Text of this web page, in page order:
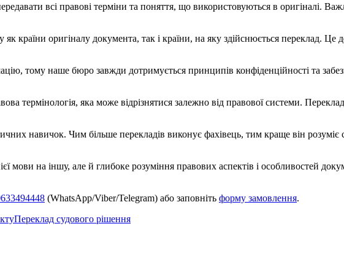
всі правові терміни та поняття, що використовуються в оригіналі.
країни оригіналу документа, так і країни, на яку здійснюється переклад. Це
тому наше бюро завжди дотримується принципів конфіденційності та
термінологія, яка може відрізнятися залежно від правової системи.
навичок. Чим більше перекладів виконує фахівець, тим краще він розуміє
мови на іншу, але й глибоке розуміння правових аспектів і особливостей
(WhatsApp/Viber/Telegram) або заповніть форму замовлення.
Переклад судового рішення